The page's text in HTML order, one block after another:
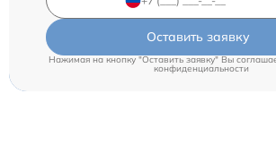
Оставить заявку
Нажимая на кнопку "Оставить заявку" Вы
конфиденциальности